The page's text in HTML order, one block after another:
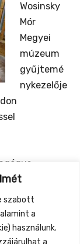
szabott
a
használunk.
a
Wosinsky
Mór
Megyei
múzeum
gyűjtemé
nykezelője
cigány
a